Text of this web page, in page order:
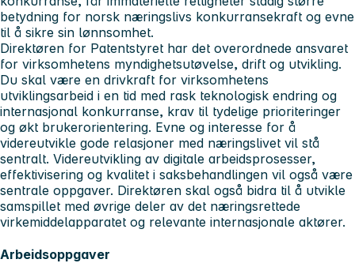
betydning for norsk næringslivs konkurransekraft og evne
til å sikre sin lønnsomhet.
Direktøren for Patentstyret har det overordnede ansvaret
for virksomhetens myndighetsutøvelse, drift og utvikling.
Du skal være en drivkraft for virksomhetens
utviklingsarbeid i en tid med rask teknologisk endring og
internasjonal konkurranse, krav til tydelige prioriteringer
og økt brukerorientering. Evne og interesse for å
videreutvikle gode relasjoner med næringslivet vil stå
sentralt. Videreutvikling av digitale arbeidsprosesser,
effektivisering og kvalitet i saksbehandlingen vil også være
sentrale oppgaver. Direktøren skal også bidra til å utvikle
samspillet med øvrige deler av det næringsrettede
virkemiddelapparatet og relevante internasjonale aktører.
Arbeidsoppgaver